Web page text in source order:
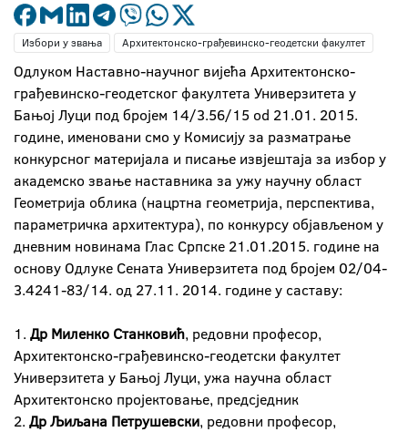
Избори у звања Архитектонско-грађевинско-геодетски факултет
Одлуком Наставно-научног вијећа Архитектонско-
грађевинско-геодетског факултета Универзитета у
Бањој Луци под бројем 14/3.56/15 od 21.01. 2015.
године, именовани смо у Комисију за разматрање
конкурсног материјала и писање извјештаја за избор у
академско звање наставника за ужу научну област
Геометрија облика (нацртна геометрија, перспектива,
параметричка архитектура), по конкурсу објављеном у
дневним новинама Глас Српске 21.01.2015. године на
основу Одлуке Сената Универзитета под бројем 02/04-
3.4241-83/14. од 27.11. 2014. године у саставу:
1. Др Миленко Станковић, редовни професор,
Архитектонско-грађевинско-геодетски факултет
Универзитета у Бањој Луци, ужа научна област
Архитектонско пројектовање, предсједник
2. Др Љиљана Петрушевски, редовни професор,